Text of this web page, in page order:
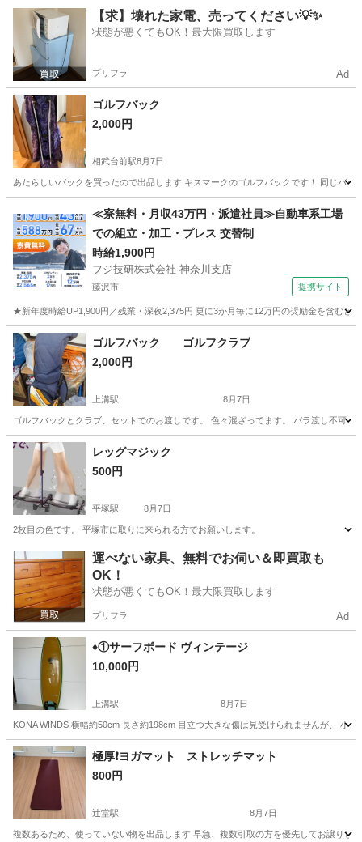
神奈川 日ノ出町駅 ゴルフ
【求】壊れた家電、売ってください💡✨
状態が悪くてもOK！最大限買取します
プリフラ Ad
ゴルフバック
2,000円
相武台前駅8月7日
あたらしいバックを買ったので出品します キスマークのゴルフバックです！ 同じバ
相武台前駅 ゴルフ
≪寮無料・月収43万円・派遣社員≫自動車系工場
での組立・加工・プレス 交替制
時給1,900円
フジ技研株式会社 神奈川支店
藤沢市 提携サイト
★新年度時給UP1,900円／残業・深夜2,375円 更に3か月毎に12万円の奨励金を含む
神奈川 藤沢市 その他
ゴルフバック ゴルフクラブ
2,000円
上溝駅 8月7日
ゴルフバックとクラブ、セットでのお渡しです。 色々混ざってます。 バラ渡し不可
神奈川 相模原市 上溝駅
レッグマジック
500円
平塚駅 8月7日
2枚目の色です。 平塚市に取りに来られる方でお願いします。
神奈川 平塚市 平塚駅 フィットネス、トレーニング
運べない家具、無料でお伺い＆即買取も
OK！
状態が悪くてもOK！最大限買取します
プリフラ Ad
♦︎①サーフボード ヴィンテージ
10,000円
上溝駅 8月7日
KONA WINDS 横幅約50cm 長さ約198cm 目立つ大きな傷は見受けられませんが、 小
神奈川 相模原市 上溝駅 マリンスポーツ
極厚❗️ヨガマット ストレッチマット
800円
辻堂駅 8月7日
複数あるため、使っていない物を出品します 早急、複数引取の方を優先してお譲りし